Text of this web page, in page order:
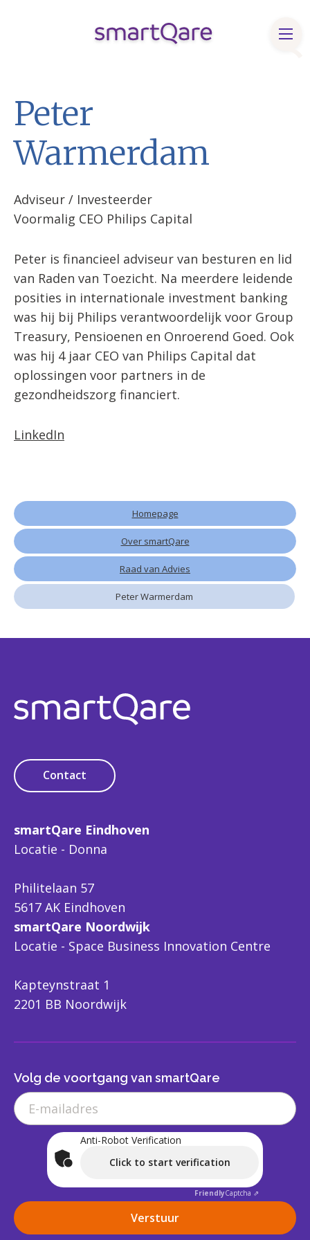
Over smartQare
Contact
Vacatures
English
Peter
Warmerdam
Adviseur / Investeerder
Voormalig CEO Philips Capital
Peter is financieel adviseur van besturen en lid
van Raden van Toezicht. Na meerdere leidende
posities in internationale investment banking
was hij bij Philips verantwoordelijk voor Group
Treasury, Pensioenen en Onroerend Goed. Ook
was hij 4 jaar CEO van Philips Capital dat
oplossingen voor partners in de
gezondheidszorg financiert.
LinkedIn
Homepage
Over smartQare
Raad van Advies
Peter Warmerdam
Contact
smartQare Eindhoven
Locatie - Donna
Philitelaan 57
5617 AK Eindhoven
smartQare Noordwijk
Locatie - Space Business Innovation Centre
Kapteynstraat 1
2201 BB Noordwijk
Volg de voortgang van smartQare
Anti-Robot Verification
Click to start verification
FriendlyCaptcha ⇗